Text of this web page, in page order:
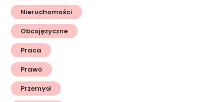
Nieruchomości
Obcojęzyczne
Praca
Prawo
Przemysł